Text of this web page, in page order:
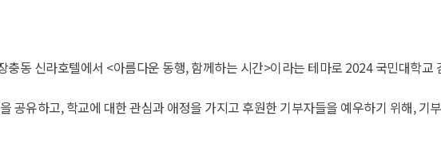
동 신라호텔에서 <아름다운 동행, 함께하는 시간>이라는 테마로 2024 국민대학교
공유하고, 학교에 대한 관심과 애정을 가지고 후원한 기부자들을 예우하기 위해, 기